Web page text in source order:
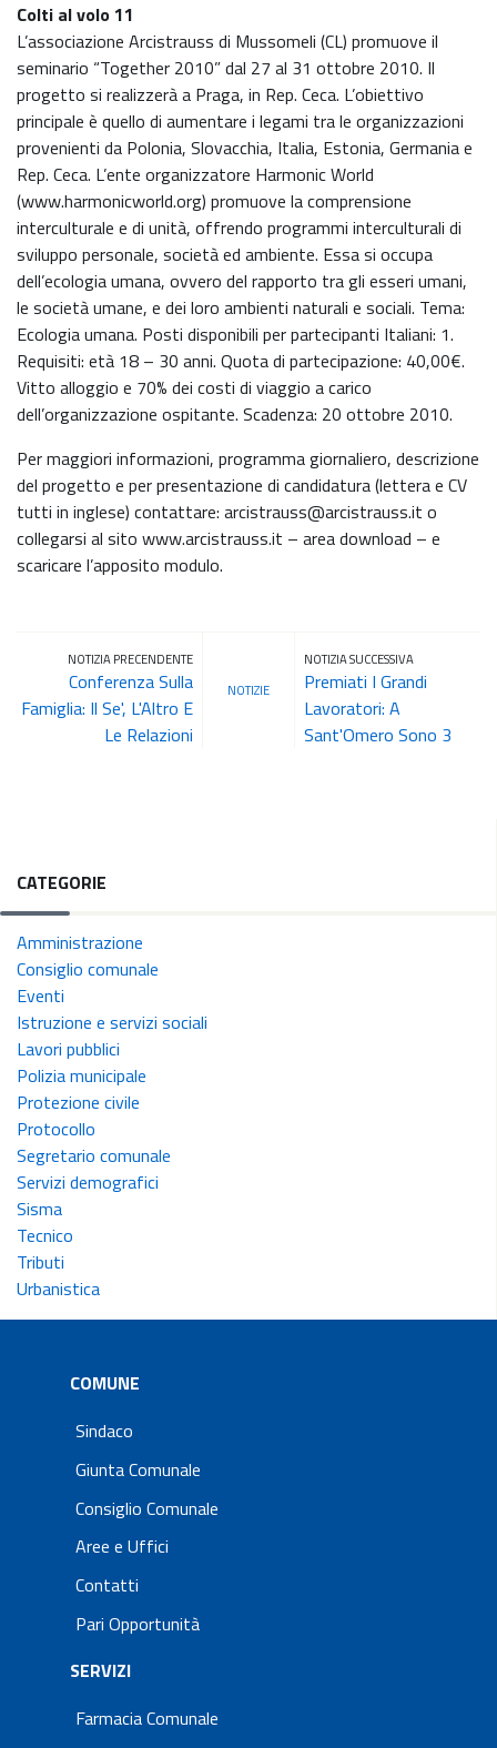
Colti al volo 11
L’associazione Arcistrauss di Mussomeli (CL) promuove il
seminario “Together 2010” dal 27 al 31 ottobre 2010. Il
progetto si realizzerà a Praga, in Rep. Ceca. L’obiettivo
principale è quello di aumentare i legami tra le organizzazioni
provenienti da Polonia, Slovacchia, Italia, Estonia, Germania e
Rep. Ceca. L’ente organizzatore Harmonic World
(www.harmonicworld.org) promuove la comprensione
interculturale e di unità, offrendo programmi interculturali di
sviluppo personale, società ed ambiente. Essa si occupa
dell’ecologia umana, ovvero del rapporto tra gli esseri umani,
le società umane, e dei loro ambienti naturali e sociali. Tema:
Ecologia umana. Posti disponibili per partecipanti Italiani: 1.
Requisiti: età 18 – 30 anni. Quota di partecipazione: 40,00€.
Vitto alloggio e 70% dei costi di viaggio a carico
dell’organizzazione ospitante. Scadenza: 20 ottobre 2010.
Per maggiori informazioni, programma giornaliero, descrizione
del progetto e per presentazione di candidatura (lettera e CV
tutti in inglese) contattare: arcistrauss@arcistrauss.it o
collegarsi al sito www.arcistrauss.it – area download – e
scaricare l’apposito modulo.
NOTIZIA PRECENDENTE
Conferenza Sulla
Famiglia: Il Se', L'Altro E
Le Relazioni
NOTIZIE
NOTIZIA SUCCESSIVA
Premiati I Grandi
Lavoratori: A
Sant'Omero Sono 3
CATEGORIE
Amministrazione
Consiglio comunale
Eventi
Istruzione e servizi sociali
Lavori pubblici
Polizia municipale
Protezione civile
Protocollo
Segretario comunale
Servizi demografici
Sisma
Tecnico
Tributi
Urbanistica
COMUNE
Sindaco
Giunta Comunale
Consiglio Comunale
Aree e Uffici
Contatti
Pari Opportunità
SERVIZI
Farmacia Comunale